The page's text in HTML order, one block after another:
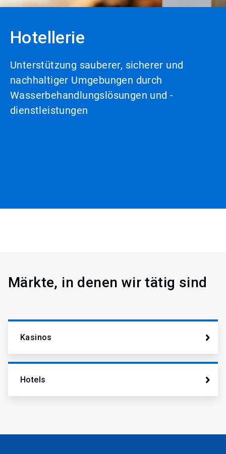
Hotellerie
Unterstützung sauberer, sicherer und
nachhaltiger Umgebungen durch
Wasserbehandlungslösungen und -
dienstleistungen
Märkte, in denen wir tätig sind
Kasinos
Hotels